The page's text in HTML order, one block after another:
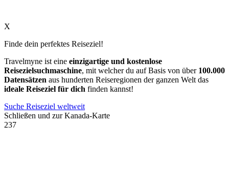
X
Finde dein perfektes Reiseziel!
Travelmyne ist eine einzigartige und kostenlose
Reisezielsuchmaschine, mit welcher du auf Basis von über 100.000
Datensätzen aus hunderten Reiseregionen der ganzen Welt das
ideale Reiseziel für dich finden kannst!
Suche Reiseziel weltweit
Schließen und zur Kanada-Karte
237